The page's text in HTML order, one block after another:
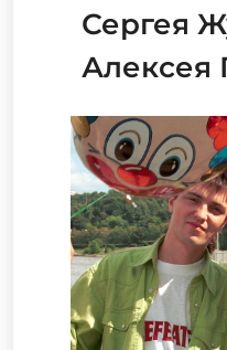
Сергея
Алексея